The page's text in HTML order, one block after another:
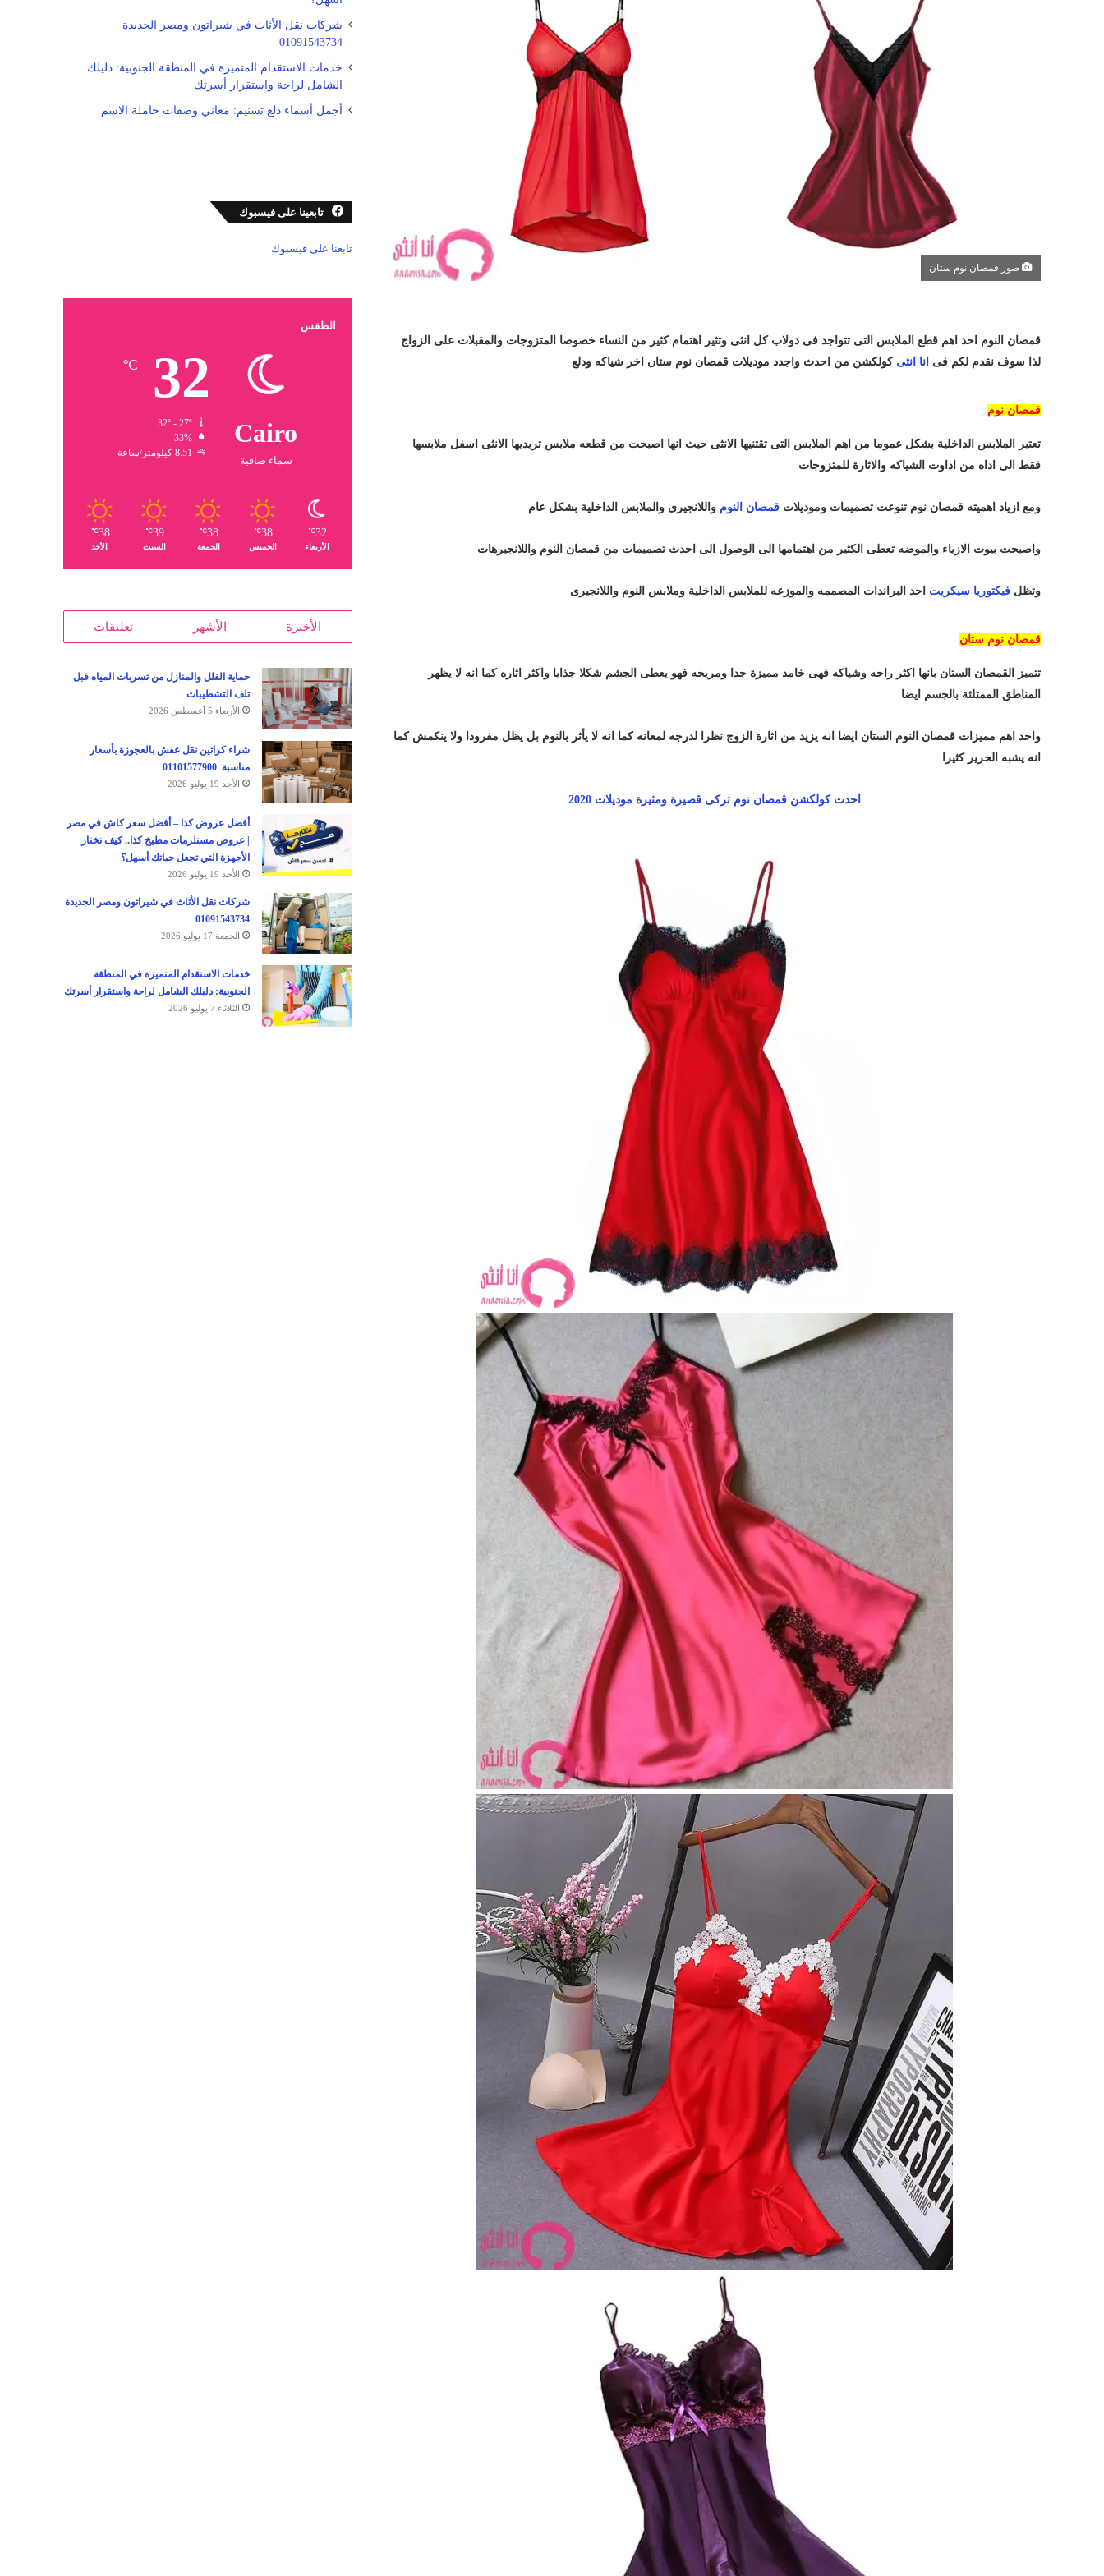
صور قمصان نوم ستان
قمصان النوم احد اهم قطع الملابس التى تتواجد فى دولاب كل انثى وتثير اهتمام كثير من النساء خصوصا المتزوجات والمقبلات على الزواج
لذا سوف نقدم لكم فى انا انثى كولكشن من احدث واجدد موديلات قمصان نوم ستان اخر شياكه ودلع
قمصان نوم
تعتبر الملابس الداخلية بشكل عموما من اهم الملابس التى تقتنيها الانثى حيث انها اصبحت من قطعه ملابس تريديها الانثى اسفل ملابسها
فقط الى اداه من اداوت الشياكه والاثارة للمتزوجات
ومع ازياد اهميته قمصان نوم تنوعت تصميمات وموديلات قمصان النوم واللانجيرى والملابس الداخلية بشكل عام
واصبحت بيوت الازياء والموضه تعطى الكثير من اهتمامها الى الوصول الى احدث تصميمات من قمصان النوم واللانجيرهات
وتظل فيكتوريا سيكريت احد البراندات المصممه والموزعه للملابس الداخلية وملابس النوم واللانجيرى
قمصان نوم ستان
تتميز القمصان الستان بانها اكثر راحه وشياكه فهى خامد مميزة جدا ومريحه فهو يعطى الجشم شكلا جذابا واكثر اثاره كما انه لا يظهر
المناطق الممتلئة بالجسم ايضا
واحد اهم مميزات قمصان النوم الستان ايضا انه يزيد من اثارة الزوج نظرا لدرجه لمعانه كما انه لا يأثر بالنوم بل يظل مفرودا ولا ينكمش كما
انه يشبه الحرير كثيرا
احدث كولكشن قمصان نوم تركى قصيرة ومثيرة موديلات 2020
شركات نقل الأثاث في شيراتون ومصر الجديدة
01091543734
خدمات الاستقدام المتميزة في المنطقة الجنوبية: دليلك
الشامل لراحة واستقرار أسرتك
أجمل أسماء دلع تسنيم: معاني وصفات حاملة الاسم
تابعينا على فيسبوك
تابعنا على فيسبوك
الطقس
Cairo
سماء صافية
32
℃
33%
8.51 كيلومتر/ساعة
32
℃
الأربعاء
38
℃
الخميس
38
℃
الجمعة
39
℃
السبت
38
℃
الأحد
الأخيرة الأشهر تعليقات
حماية الفلل والمنازل من تسربات المياه قبل
تلف التشطيبات
الأربعاء 5 أغسطس 2026
شراء كراتين نقل عفش بالعجوزة بأسعار
مناسبة 01101577900
الأحد 19 يوليو 2026
أفضل عروض كذا – أفضل سعر كاش في مصر
| عروض مستلزمات مطبخ كذا.. كيف تختار
الأجهزة التي تجعل حياتك أسهل؟
الأحد 19 يوليو 2026
شركات نقل الأثاث في شيراتون ومصر الجديدة
01091543734
الجمعة 17 يوليو 2026
خدمات الاستقدام المتميزة في المنطقة
الجنوبية: دليلك الشامل لراحة واستقرار أسرتك
الثلاثاء 7 يوليو 2026